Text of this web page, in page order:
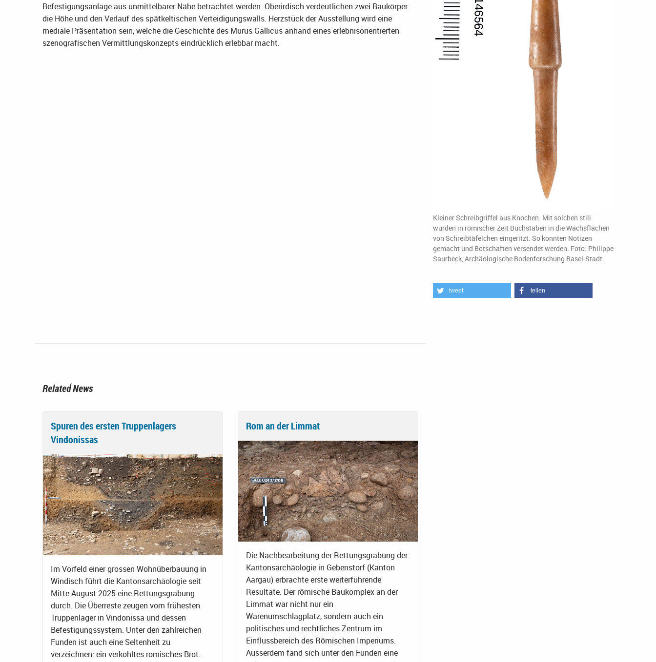
Befestigungsanlage aus unmittelbarer Nähe betrachtet werden. Oberirdisch verdeutlichen zwei Baukörper
die Höhe und den Verlauf des spätkeltischen Verteidigungswalls. Herzstück der Ausstellung wird eine
mediale Präsentation sein, welche die Geschichte des Murus Gallicus anhand eines erlebnisorientierten
szenografischen Vermittlungskonzepts eindrücklich erlebbar macht.
Kleiner Schreibgriffel aus Knochen. Mit solchen stili
wurden in römischer Zeit Buchstaben in die Wachsflächen
von Schreibtäfelchen eingeritzt. So konnten Notizen
gemacht und Botschaften versendet werden. Foto: Philippe
Saurbeck, Archäologische Bodenforschung Basel-Stadt.
tweet teilen
Related News
Spuren des ersten Truppenlagers
Vindonissas
Im Vorfeld einer grossen Wohnüberbauung in
Windisch führt die Kantonsarchäologie seit
Mitte August 2025 eine Rettungsgrabung
durch. Die Überreste zeugen vom frühesten
Truppenlager in Vindonissa und dessen
Befestigungssystem. Unter den zahlreichen
Funden ist auch eine Seltenheit zu
verzeichnen: ein verkohltes römisches Brot.
Rom an der Limmat
Die Nachbearbeitung der Rettungsgrabung der
Kantonsarchäologie in Gebenstorf (Kanton
Aargau) erbrachte erste weiterführende
Resultate. Der römische Baukomplex an der
Limmat war nicht nur ein
Warenumschlagplatz, sondern auch ein
politisches und rechtliches Zentrum im
Einflussbereich des Römischen Imperiums.
Ausserdem fand sich unter den Funden eine